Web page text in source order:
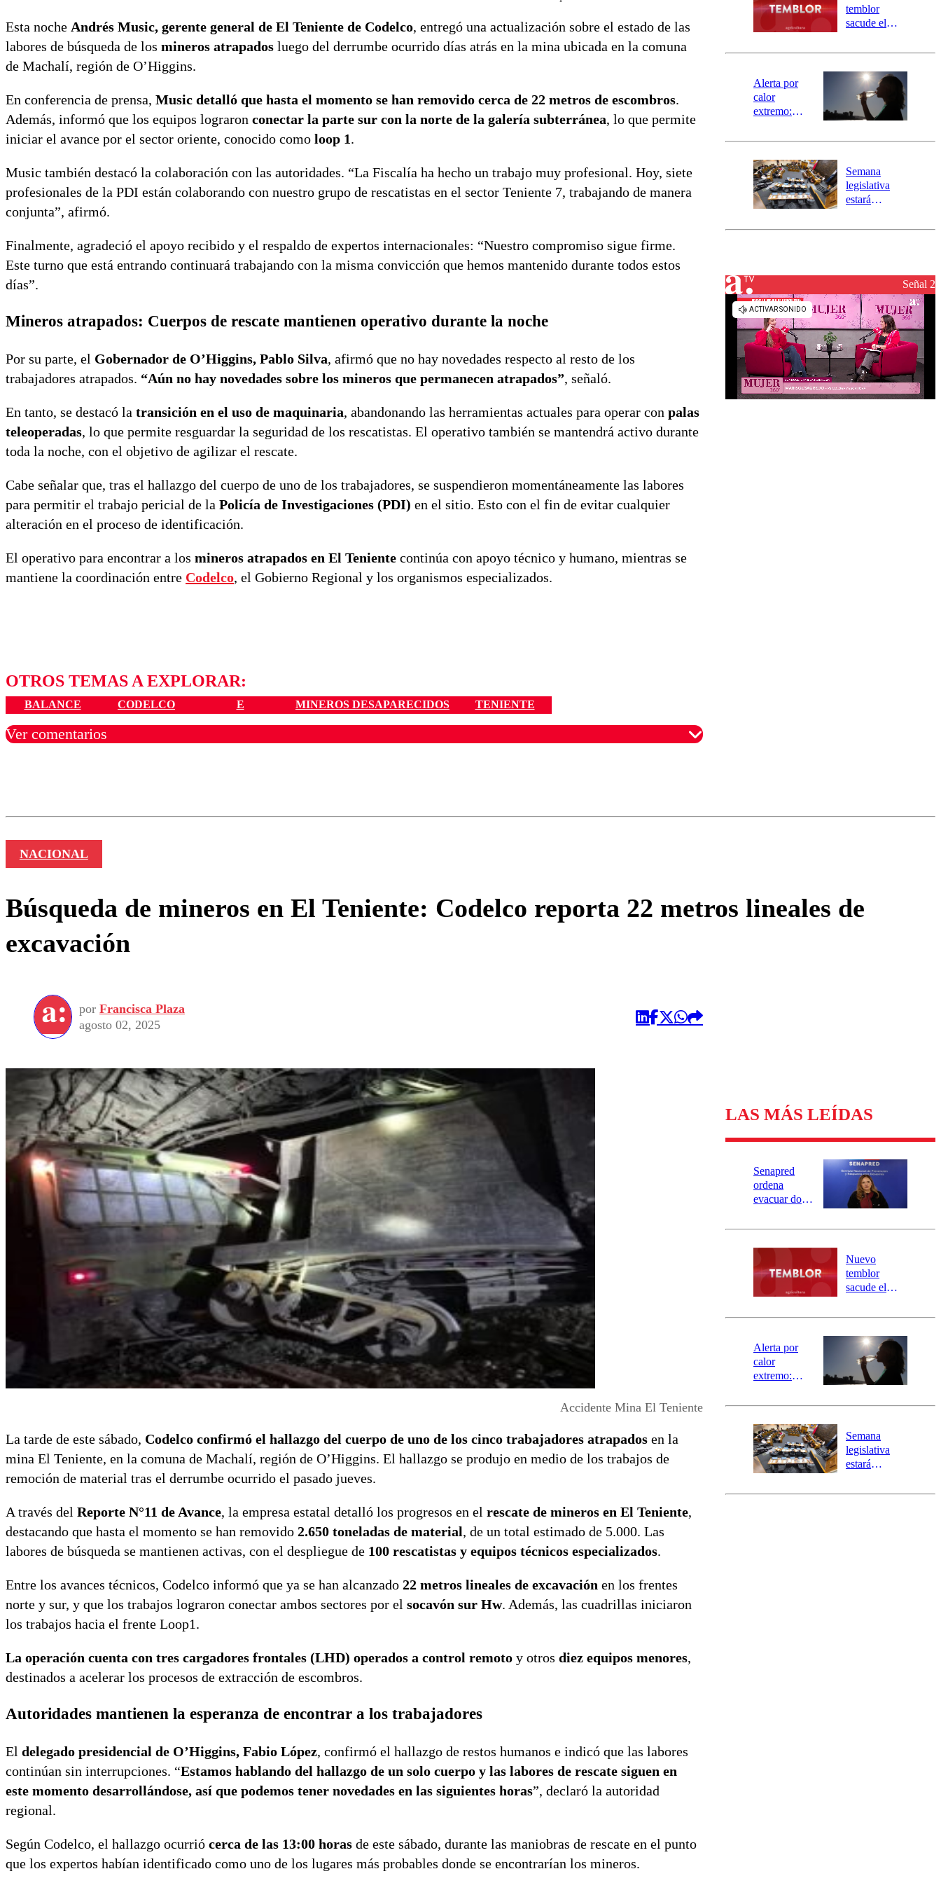
Esta noche Andrés Music, gerente general de El Teniente de Codelco, entregó una actualización sobre el estado de las
labores de búsqueda de los mineros atrapados luego del derrumbe ocurrido días atrás en la mina ubicada en la comuna
de Machalí, región de O’Higgins.
En conferencia de prensa, Music detalló que hasta el momento se han removido cerca de 22 metros de escombros.
Además, informó que los equipos lograron conectar la parte sur con la norte de la galería subterránea, lo que permite
iniciar el avance por el sector oriente, conocido como loop 1.
Music también destacó la colaboración con las autoridades. “La Fiscalía ha hecho un trabajo muy profesional. Hoy, siete
profesionales de la PDI están colaborando con nuestro grupo de rescatistas en el sector Teniente 7, trabajando de manera
conjunta”, afirmó.
Finalmente, agradeció el apoyo recibido y el respaldo de expertos internacionales: “Nuestro compromiso sigue firme.
Este turno que está entrando continuará trabajando con la misma convicción que hemos mantenido durante todos estos
días”.
Mineros atrapados: Cuerpos de rescate mantienen operativo durante la noche
Por su parte, el Gobernador de O’Higgins, Pablo Silva, afirmó que no hay novedades respecto al resto de los
trabajadores atrapados. “Aún no hay novedades sobre los mineros que permanecen atrapados”, señaló.
En tanto, se destacó la transición en el uso de maquinaria, abandonando las herramientas actuales para operar con palas
teleoperadas, lo que permite resguardar la seguridad de los rescatistas. El operativo también se mantendrá activo durante
toda la noche, con el objetivo de agilizar el rescate.
Cabe señalar que, tras el hallazgo del cuerpo de uno de los trabajadores, se suspendieron momentáneamente las labores
para permitir el trabajo pericial de la Policía de Investigaciones (PDI) en el sitio. Esto con el fin de evitar cualquier
alteración en el proceso de identificación.
El operativo para encontrar a los mineros atrapados en El Teniente continúa con apoyo técnico y humano, mientras se
mantiene la coordinación entre Codelco, el Gobierno Regional y los organismos especializados.
OTROS TEMAS A EXPLORAR:
BALANCE CODELCO E MINEROS DESAPARECIDOS TENIENTE
Ver comentarios
activa
mensajería
SAE
temblor
sacude el
revisa la
epicentro
Alerta por
calor
extremo:
activa Alerta
Preventiva en
tres comunas
Semana
legislativa
estará
el fin de la
reconstrucciónSeñal 2
NACIONAL
Búsqueda de mineros en El Teniente: Codelco reporta 22 metros lineales de
excavación
por Francisca Plaza
agosto 02, 2025
Accidente Mina El Teniente
La tarde de este sábado, Codelco confirmó el hallazgo del cuerpo de uno de los cinco trabajadores atrapados en la
mina El Teniente, en la comuna de Machalí, región de O’Higgins. El hallazgo se produjo en medio de los trabajos de
remoción de material tras el derrumbe ocurrido el pasado jueves.
A través del Reporte N°11 de Avance, la empresa estatal detalló los progresos en el rescate de mineros en El Teniente,
destacando que hasta el momento se han removido 2.650 toneladas de material, de un total estimado de 5.000. Las
labores de búsqueda se mantienen activas, con el despliegue de 100 rescatistas y equipos técnicos especializados.
Entre los avances técnicos, Codelco informó que ya se han alcanzado 22 metros lineales de excavación en los frentes
norte y sur, y que los trabajos lograron conectar ambos sectores por el socavón sur Hw. Además, las cuadrillas iniciaron
los trabajos hacia el frente Loop1.
La operación cuenta con tres cargadores frontales (LHD) operados a control remoto y otros diez equipos menores,
destinados a acelerar los procesos de extracción de escombros.
Autoridades mantienen la esperanza de encontrar a los trabajadores
El delegado presidencial de O’Higgins, Fabio López, confirmó el hallazgo de restos humanos e indicó que las labores
continúan sin interrupciones. “Estamos hablando del hallazgo de un solo cuerpo y las labores de rescate siguen en
este momento desarrollándose, así que podemos tener novedades en las siguientes horas”, declaró la autoridad
regional.
Según Codelco, el hallazgo ocurrió cerca de las 13:00 horas de este sábado, durante las maniobras de rescate en el punto
que los expertos habían identificado como uno de los lugares más probables donde se encontrarían los mineros.
LAS MÁS LEÍDAS
Senapred
ordena
evacuar dos
Carahue por
río Damas:
activa
mensajería
SAE
Nuevo
temblor
sacude el
revisa la
epicentro
Alerta por
calor
extremo:
activa Alerta
Preventiva en
tres comunas
Semana
legislativa
estará
el fin de la